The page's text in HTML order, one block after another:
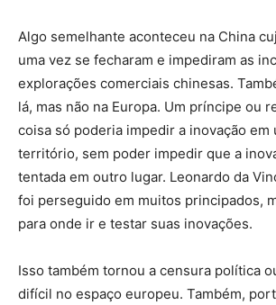
Algo semelhante aconteceu na China
uma vez se fecharam e impediram as
explorações comerciais chinesas.
lá, mas não na Europa. Um príncipe ou
coisa só poderia impedir a inovação em
território, sem poder impedir que a
tentada em outro lugar. Leonardo da
foi perseguido em muitos principados,
para onde ir e testar suas inovações.
Isso também tornou a censura política
difícil no espaço europeu. Também,